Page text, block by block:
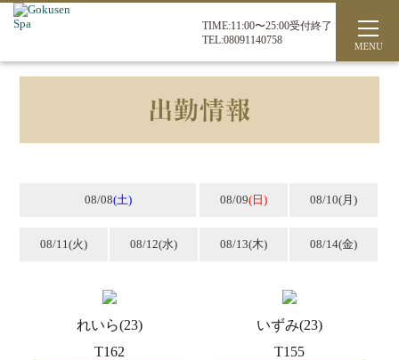
TIME:11:00〜25:00受付終了
TEL:08091140758
08/08(土) 08/09(日) 08/10(月)
08/11(火) 08/12(水) 08/13(木) 08/14(金)
れいら(23)
T162
いずみ(23)
T155